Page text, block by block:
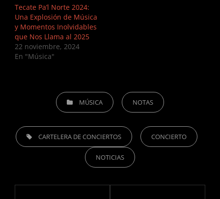
Tecate Pa’l Norte 2024:
Una Explosión de Música
y Momentos Inolvidables
que Nos Llama al 2025
22 noviembre, 2024
En "Música"
CATEGORIESMÚSICA NOTAS
TAGS, CARTELERA DE CONCIERTOS CONCIERTO
NOTICIAS